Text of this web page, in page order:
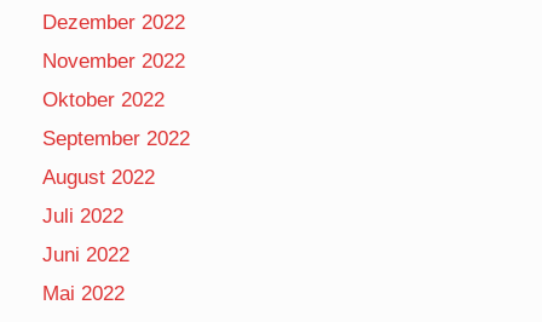
Dezember 2022
November 2022
Oktober 2022
September 2022
August 2022
Juli 2022
Juni 2022
Mai 2022